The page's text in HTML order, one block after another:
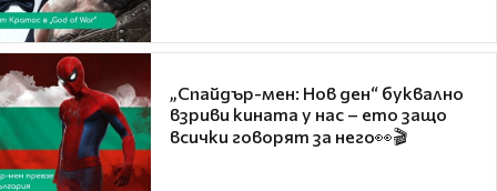
„Спайдър-мен: Нов ден“ буквално
взриви кината у нас – ето защо
всички говорят за него👀🎬